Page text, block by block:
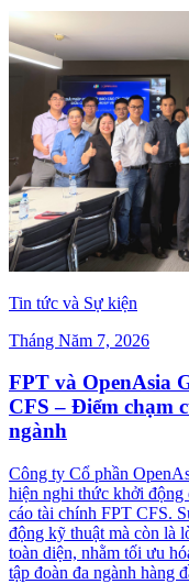
Tin tức và Sự kiện
Tháng Năm 7, 2026
FPT và OpenAsia
CFS – Điểm chạm
ngành
Công ty Cổ phần
hiện nghi thức khởi động
cáo tài chính FPT CFS.
động kỹ thuật mà còn là
toàn diện, nhằm tối ưu
tập đoàn đa ngành hàng